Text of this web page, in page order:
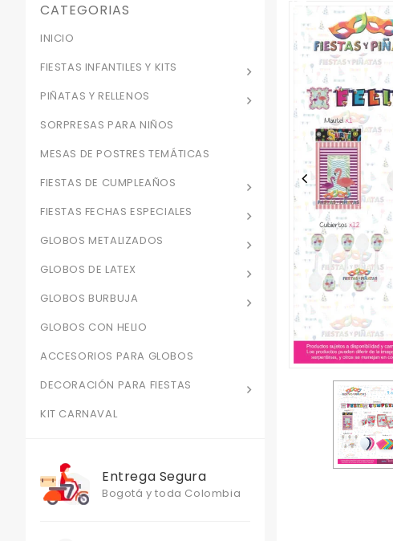
CATEGORIAS
INICIO
FIESTAS INFANTILES Y KITS
PIÑATAS Y RELLENOS
SORPRESAS PARA NIÑOS
MESAS DE POSTRES TEMÁTICAS
FIESTAS DE CUMPLEAÑOS
FIESTAS FECHAS ESPECIALES
GLOBOS METALIZADOS
GLOBOS DE LATEX
GLOBOS BURBUJA
GLOBOS CON HELIO
ACCESORIOS PARA GLOBOS
DECORACIÓN PARA FIESTAS
KIT CARNAVAL
Entrega Segura
Bogotá y toda Colombia